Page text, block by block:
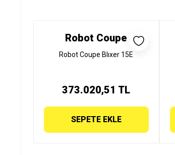
Robot Coupe
Robot Coupe Blıxer 15E
373.020,51 TL
SEPETE EKLE